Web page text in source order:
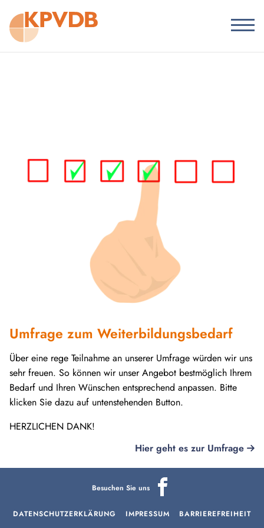
Umfrage zum Weiterbildungsbedarf
Über eine rege Teilnahme an unserer Umfrage würden wir uns
sehr freuen. So können wir unser Angebot bestmöglich Ihrem
Bedarf und Ihren Wünschen entsprechend anpassen. Bitte
klicken Sie dazu auf untenstehenden Button.
HERZLICHEN DANK!
Hier geht es zur Umfrage
Besuchen Sie uns
DATENSCHUTZERKLÄRUNG IMPRESSUM BARRIEREFREIHEIT